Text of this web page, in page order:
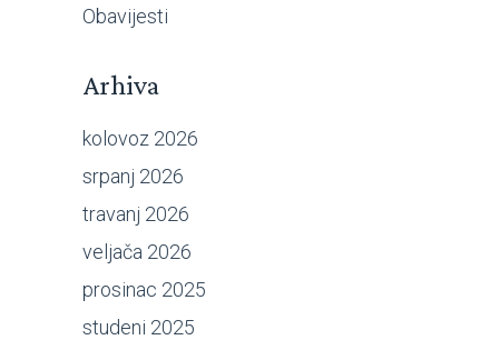
Obavijesti
Arhiva
kolovoz 2026
srpanj 2026
travanj 2026
veljača 2026
prosinac 2025
studeni 2025